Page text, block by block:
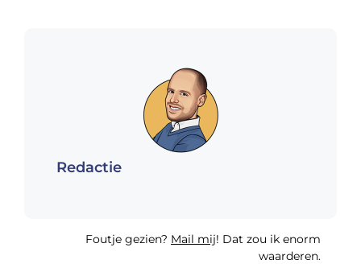
Redactie
Foutje gezien? Mail mij! Dat zou ik enorm
waarderen.